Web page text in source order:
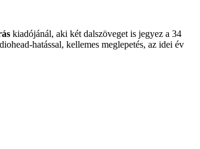
kiadójánál, aki két dalszöveget is jegyez a 34
hatással, kellemes meglepetés, az idei év